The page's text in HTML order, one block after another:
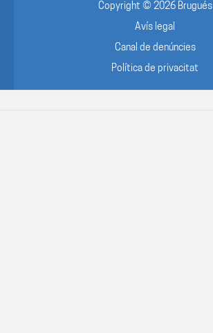
Copyright © 2026 Brugués
Avís legal
Canal de denúncies
Política de privacitat